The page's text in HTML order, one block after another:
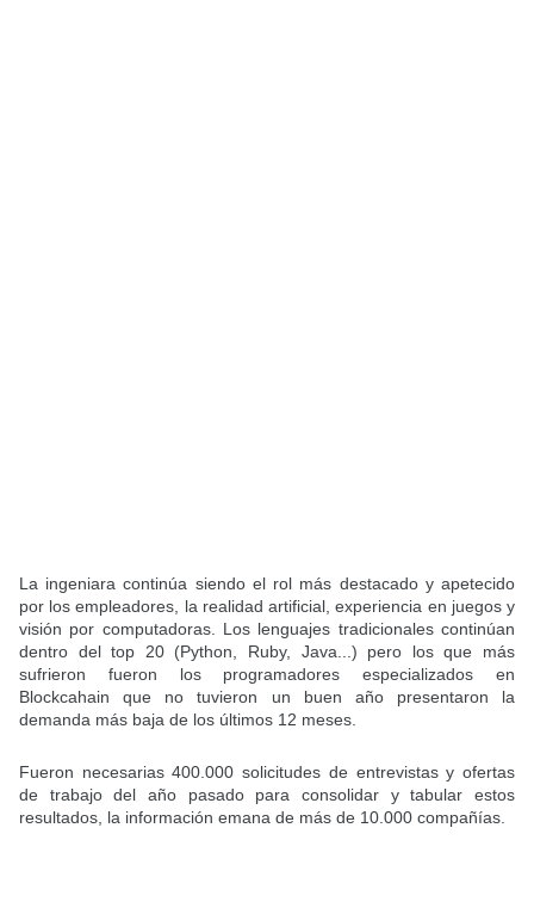
La ingeniara continúa siendo el rol más destacado y apetecido
por los empleadores, la realidad artificial, experiencia en juegos y
visión por computadoras. Los lenguajes tradicionales continúan
dentro del top 20 (Python, Ruby, Java...) pero los que más
sufrieron fueron los programadores especializados en
Blockcahain que no tuvieron un buen año presentaron la
demanda más baja de los últimos 12 meses.
Fueron necesarias 400.000 solicitudes de entrevistas y ofertas
de trabajo del año pasado para consolidar y tabular estos
resultados, la información emana de más de 10.000 compañías.